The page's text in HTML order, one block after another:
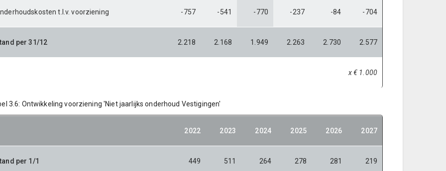
t.l.v. voorziening -757 -541 -770 -237 -84 -704
per 31/12 2.218 2.168 1.949 2.263 2.730 2.577
x € 1.000
3.6: Ontwikkeling voorziening 'Niet jaarlijks onderhoud Vestigingen'
2022 2023 2024 2025 2026 2027
per 1/1 449 511 264 278 281 219